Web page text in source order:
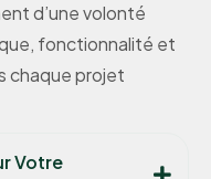
d’une volonté
fonctionnalité et
chaque projet
Votre